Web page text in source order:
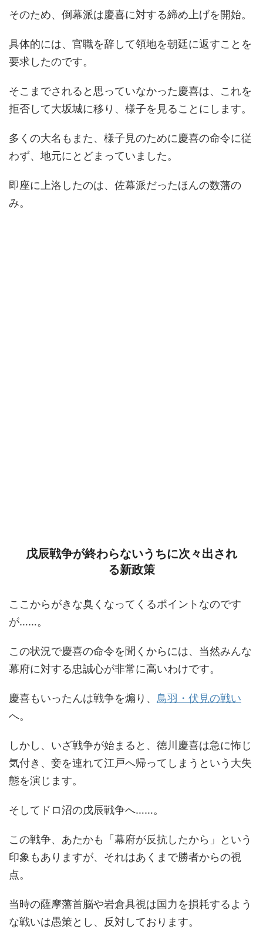
そのため、倒幕派は慶喜に対する締め上げを開始。
具体的には、官職を辞して領地を朝廷に返すことを
要求したのです。
そこまでされると思っていなかった慶喜は、これを
拒否して大坂城に移り、様子を見ることにします。
多くの大名もまた、様子見のために慶喜の命令に従
わず、地元にとどまっていました。
即座に上洛したのは、佐幕派だったほんの数藩の
み。
戊辰戦争が終わらないうちに次々出され
る新政策
ここからがきな臭くなってくるポイントなのです
が……。
この状況で慶喜の命令を聞くからには、当然みんな
幕府に対する忠誠心が非常に高いわけです。
慶喜もいったんは戦争を煽り、 鳥羽・伏見の戦い
へ。
しかし、いざ戦争が始まると、徳川慶喜は急に怖じ
気付き、妾を連れて江戸へ帰ってしまうという大失
態を演じます。
そしてドロ沼の戊辰戦争へ……。
この戦争、あたかも「幕府が反抗したから」という
印象もありますが、それはあくまで勝者からの視
点。
当時の薩摩藩首脳や岩倉具視は国力を損耗するよう
な戦いは愚策とし、反対しております。